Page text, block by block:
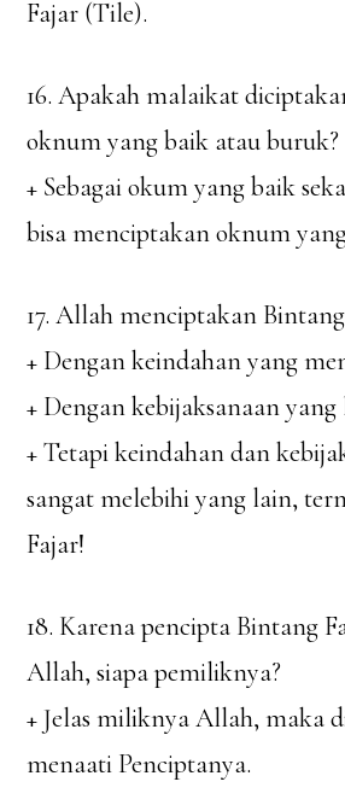
Fajar (Tile).
16. Apakah malaikat
oknum yang baik atau buruk?
+ Sebagai okum yang baik
bisa menciptakan oknum
17. Allah menciptakan
+ Dengan keindahan yang
+ Dengan kebijaksanaan yang
+ Tetapi keindahan dan
sangat melebihi yang lain,
Fajar!
18. Karena pencipta Bintang
Allah, siapa pemiliknya?
+ Jelas miliknya Allah, maka
menaati Penciptanya.